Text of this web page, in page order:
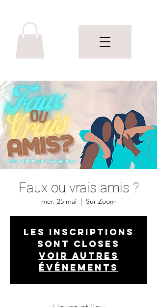
Faux ou vrais amis ?
mer. 25 mai
  |
Sur Zoom
Les inscriptions
sont closes
Voir autres
événements